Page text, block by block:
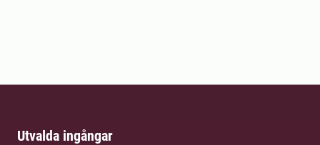
Utvalda ingångar